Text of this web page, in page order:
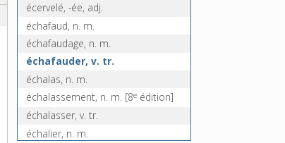
écervelé, -ée, adj.
échafaud, n. m.
échafaudage, n. m.
échafauder, v. tr.
échalas, n. m.
échalassement, n. m. [8e édition]
échalasser, v. tr.
échalier, n. m.